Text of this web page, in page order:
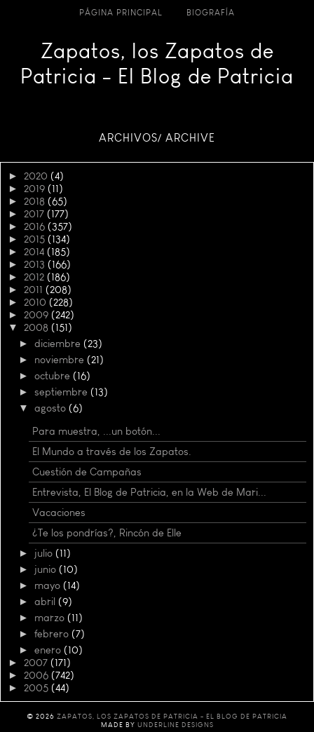
PÁGINA PRINCIPAL BIOGRAFÍA
Zapatos, los Zapatos de
Patricia - El Blog de Patricia
ARCHIVOS/ ARCHIVE
► 2020 (4)
► 2019 (11)
► 2018 (65)
► 2017 (177)
► 2016 (357)
► 2015 (134)
► 2014 (185)
► 2013 (166)
► 2012 (186)
► 2011 (208)
► 2010 (228)
► 2009 (242)
▼ 2008 (151)
► diciembre (23)
► noviembre (21)
► octubre (16)
► septiembre (13)
▼ agosto (6)
Para muestra, ...un botón...
El Mundo a través de los Zapatos.
Cuestión de Campañas
Entrevista, El Blog de Patricia, en la Web de Mari...
Vacaciones
¿Te los pondrías?, Rincón de Elle
► julio (11)
► junio (10)
► mayo (14)
► abril (9)
► marzo (11)
► febrero (7)
► enero (10)
► 2007 (171)
► 2006 (742)
► 2005 (44)
© 2026 ZAPATOS, LOS ZAPATOS DE PATRICIA - EL BLOG DE PATRICIA
MADE BY UNDERLINE DESIGNS